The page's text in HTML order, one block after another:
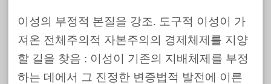
이성의 부정적 본질을 강조. 도구적 이성이 가
져온 전체주의적 자본주의의 경제체제를 지양
할 길을 찾음 : 이성이 기존의 지배체제를 부정
하는 데에서 그 진정한 변증법적 발전에 이른